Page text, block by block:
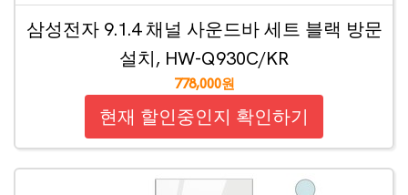
삼성전자 9.1.4 채널 사운드바 세트 블랙 방문
설치, HW-Q930C/KR
778,000원
현재 할인중인지 확인하기